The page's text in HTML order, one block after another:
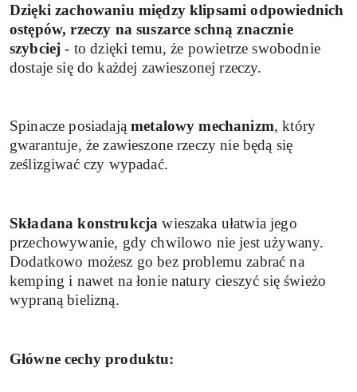
Dzięki zachowaniu między klipsami odpowiednich
ostępów, rzeczy na suszarce schną znacznie
szybciej - to dzięki temu, że powietrze swobodnie
dostaje się do każdej zawieszonej rzeczy.
Spinacze posiadająmetalowy mechanizm, który
gwarantuje, że zawieszone rzeczy nie będą się
ześlizgiwać czy wypadać.
Składana konstrukcja wieszaka ułatwia jego
przechowywanie, gdy chwilowo nie jest używany.
Dodatkowo możesz go bez problemu zabrać na
kemping i nawet na łonie natury cieszyć się świeżo
wypraną bielizną.
Główne cechy produktu: